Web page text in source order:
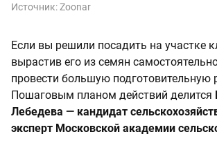
Источник:Zoonar
Если вы решили посадить на участке
вырастив его из семян
провести большую подготовительную
Пошаговым планом действий делится
Лебедева — кандидат
эксперт Московской академии